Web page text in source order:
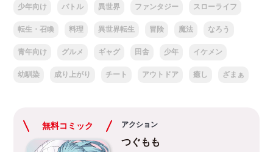
少年向け バトル 異世界 ファンタジー スローライフ
転生・召喚 料理 異世界転生 冒険 魔法 なろう
青年向け グルメ ギャグ 田舎 少年 イケメン
幼馴染 成り上がり チート アウトドア 癒し ざまぁ
無料コミック アクション
つぐもも